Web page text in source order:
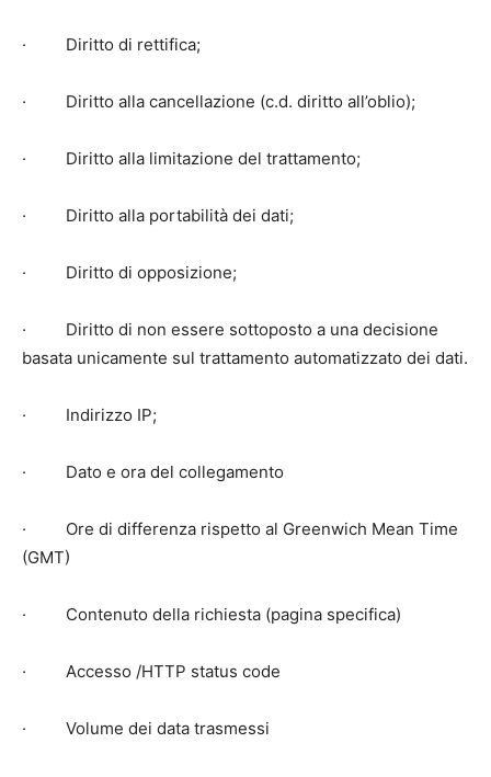
· Diritto di rettifica;
· Diritto alla cancellazione (c.d. diritto all’oblio);
· Diritto alla limitazione del trattamento;
· Diritto alla portabilità dei dati;
· Diritto di opposizione;
· Diritto di non essere sottoposto a una decisione
basata unicamente sul trattamento automatizzato dei dati.
· Indirizzo IP;
· Dato e ora del collegamento
· Ore di differenza rispetto al Greenwich Mean Time
(GMT)
· Contenuto della richiesta (pagina specifica)
· Accesso /HTTP status code
· Volume dei data trasmessi